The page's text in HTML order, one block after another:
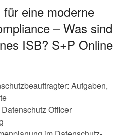
eine moderne
– Was sind
ISB? S+P Online
Aufgaben,
Officer